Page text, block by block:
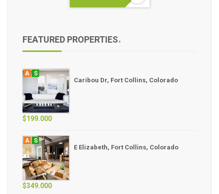
FEATURED PROPERTIES
A
S
Caribou Dr, Fort Collins, Colorado
$199.000
A
S
E Elizabeth, Fort Collins, Colorado
$349.000